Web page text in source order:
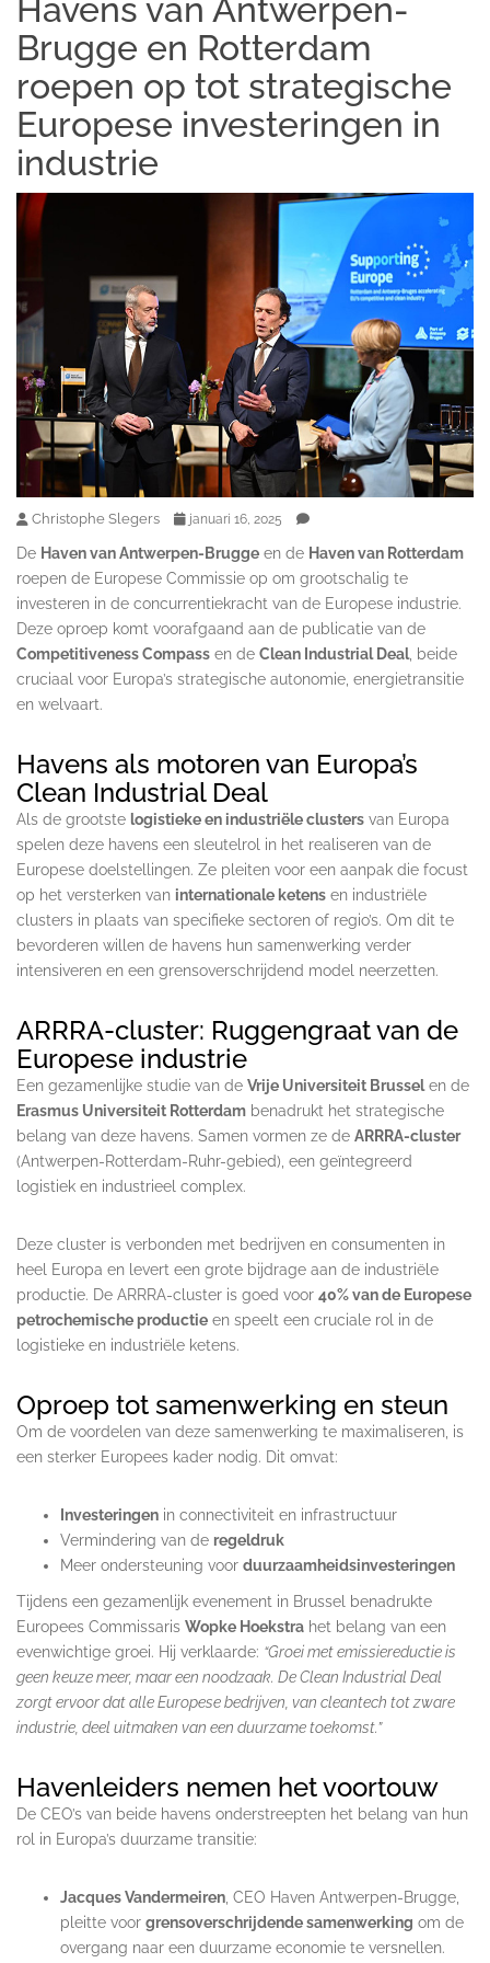
Havens van Antwerpen-
Brugge en Rotterdam
roepen op tot strategische
Europese investeringen in
industrie
Christophe Slegers januari 16, 2025
De Haven van Antwerpen-Brugge en de Haven van Rotterdam
roepen de Europese Commissie op om grootschalig te
investeren in de concurrentiekracht van de Europese industrie.
Deze oproep komt voorafgaand aan de publicatie van de
Competitiveness Compass en de Clean Industrial Deal, beide
cruciaal voor Europa’s strategische autonomie, energietransitie
en welvaart.
Havens als motoren van Europa’s
Clean Industrial Deal
Als de grootste logistieke en industriële clusters van Europa
spelen deze havens een sleutelrol in het realiseren van de
Europese doelstellingen. Ze pleiten voor een aanpak die focust
op het versterken van internationale ketens en industriële
clusters in plaats van specifieke sectoren of regio’s. Om dit te
bevorderen willen de havens hun samenwerking verder
intensiveren en een grensoverschrijdend model neerzetten.
ARRRA-cluster: Ruggengraat van de
Europese industrie
Een gezamenlijke studie van de Vrije Universiteit Brusselen de
Erasmus Universiteit Rotterdam benadrukt het strategische
belang van deze havens. Samen vormen ze de ARRRA-cluster
(Antwerpen-Rotterdam-Ruhr-gebied), een geïntegreerd
logistiek en industrieel complex.
Deze cluster is verbonden met bedrijven en consumenten in
heel Europa en levert een grote bijdrage aan de industriële
productie. De ARRRA-cluster is goed voor 40% van de Europese
petrochemische productie en speelt een cruciale rol in de
logistieke en industriële ketens.
Oproep tot samenwerking en steun
Om de voordelen van deze samenwerking te maximaliseren, is
een sterker Europees kader nodig. Dit omvat:
Investeringen in connectiviteit en infrastructuur
Vermindering van de regeldruk
Meer ondersteuning voor duurzaamheidsinvesteringen
Tijdens een gezamenlijk evenement in Brussel benadrukte
Europees Commissaris Wopke Hoekstra het belang van een
evenwichtige groei. Hij verklaarde: “Groei met emissiereductie is
geen keuze meer, maar een noodzaak. De Clean Industrial Deal
zorgt ervoor dat alle Europese bedrijven, van cleantech tot zware
industrie, deel uitmaken van een duurzame toekomst.”
Havenleiders nemen het voortouw
De CEO’s van beide havens onderstreepten het belang van hun
rol in Europa’s duurzame transitie:
Jacques Vandermeiren , CEO Haven Antwerpen-Brugge,
pleitte voor grensoverschrijdende samenwerking om de
overgang naar een duurzame economie te versnellen.